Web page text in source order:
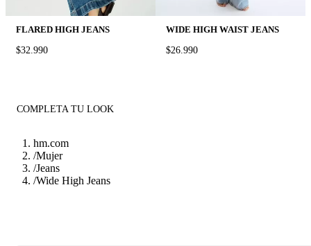
FLARED HIGH JEANS
PRICE:
$32.990
WIDE HIGH WAIST JEANS
PRICE:
$26.990
COMPLETA TU LOOK
hm.com
/Mujer
/Jeans
/Wide High Jeans